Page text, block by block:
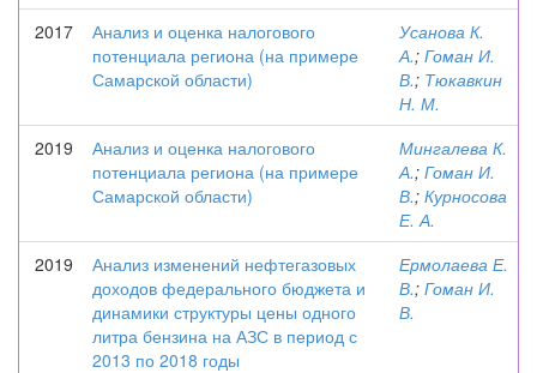
2017
Анализ и оценка налогового
потенциала региона (на примере
Самарской области)
Усанова К.
А.; Гоман И.
В.; Тюкавкин
Н. М.
2019
Анализ и оценка налогового
потенциала региона (на примере
Самарской области)
Мингалева К.
А.; Гоман И.
В.; Курносова
Е. А.
2019
Анализ изменений нефтегазовых
доходов федерального бюджета и
динамики структуры цены одного
литра бензина на АЗС в период с
2013 по 2018 годы
Ермолаева Е.
В.; Гоман И.
В.